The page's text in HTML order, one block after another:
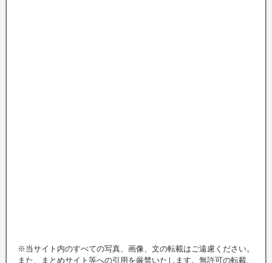
※当サイト内のすべての写真、画像、文の転載はご遠慮ください。
また、まとめサイト等への引用を厳禁いたします。無許可の転載、